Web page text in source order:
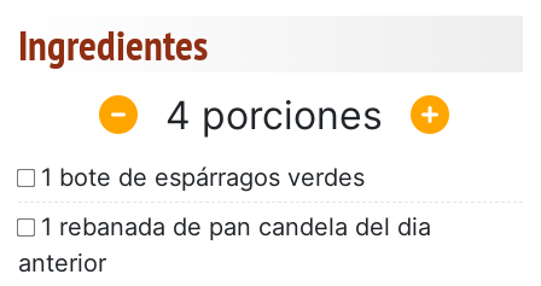
Ingredientes
4
1 bote de espárragos verdes
1 rebanada de pan candela del dia
anterior